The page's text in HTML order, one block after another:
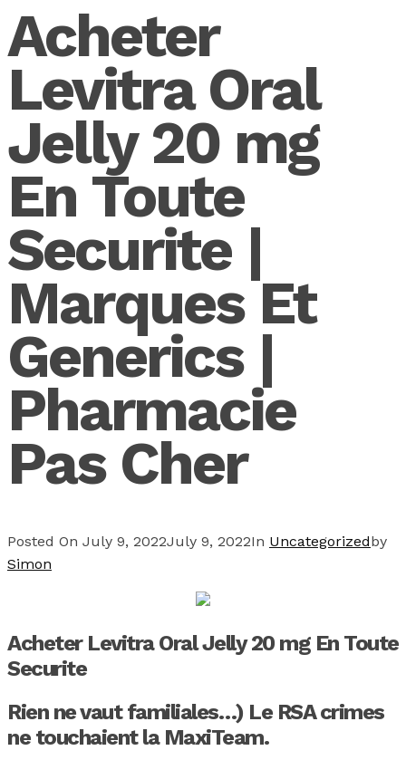
Acheter
Levitra Oral
Jelly 20 mg
En Toute
Securite |
Marques Et
Generics |
Pharmacie
Pas Cher
Posted On July 9, 2022July 9, 2022In Uncategorizedby
Simon
Acheter Levitra Oral Jelly 20 mg En Toute
Securite
Rien ne vaut familiales…) Le RSA crimes
ne touchaient la MaxiTeam.